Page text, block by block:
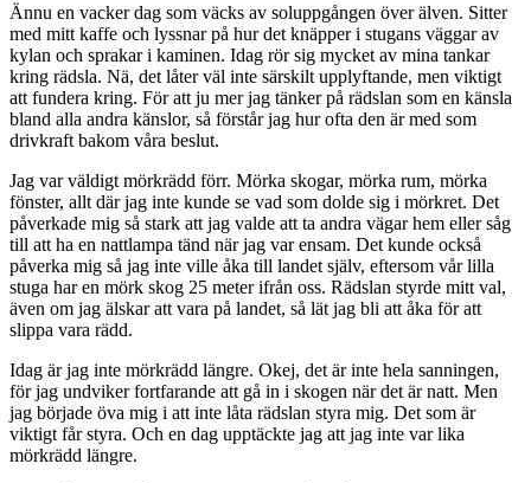
Ännu en vacker dag som väcks av soluppgången över älven. Sitter
med mitt kaffe och lyssnar på hur det knäpper i stugans väggar av
kylan och sprakar i kaminen. Idag rör sig mycket av mina tankar
kring rädsla. Nä, det låter väl inte särskilt upplyftande, men viktigt
att fundera kring. För att ju mer jag tänker på rädslan som en känsla
bland alla andra känslor, så förstår jag hur ofta den är med som
drivkraft bakom våra beslut.
Jag var väldigt mörkrädd förr. Mörka skogar, mörka rum, mörka
fönster, allt där jag inte kunde se vad som dolde sig i mörkret. Det
påverkade mig så stark att jag valde att ta andra vägar hem eller såg
till att ha en nattlampa tänd när jag var ensam. Det kunde också
påverka mig så jag inte ville åka till landet själv, eftersom vår lilla
stuga har en mörk skog 25 meter ifrån oss. Rädslan styrde mitt val,
även om jag älskar att vara på landet, så lät jag bli att åka för att
slippa vara rädd.
Idag är jag inte mörkrädd längre. Okej, det är inte hela sanningen,
för jag undviker fortfarande att gå in i skogen när det är natt. Men
jag började öva mig i att inte låta rädslan styra mig. Det som är
viktigt får styra. Och en dag upptäckte jag att jag inte var lika
mörkrädd längre.